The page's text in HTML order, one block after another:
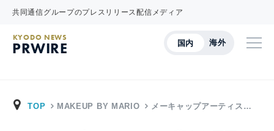
共同通信グループのプレスリリース配信メディア
国内 海外
KYODO NEWS
PRWIRE
TOP MAKEUP BY MARIO メーキャップアーティス…